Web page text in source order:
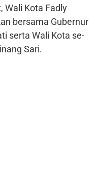
Wali Kota Fadly
bersama Gubernur
serta Wali Kota se-
Sari.